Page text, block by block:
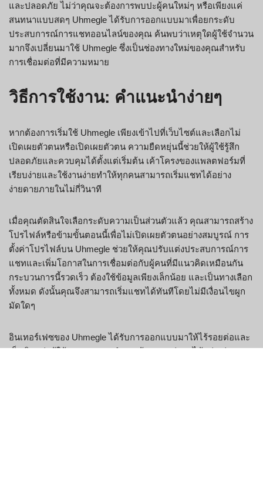
และปลอดภัย ไม่ว่าคุณจะต้องการพบปะผู้คนใหม่ๆ หรือเพียงแค่
สนทนาแบบสดๆ Uhmegle ได้รับการออกแบบมาเพื่อยกระดับ
ประสบการณ์การแชทออนไลน์ของคุณ ค้นพบว่าเหตุใดผู้ใช้จำนวน
มากจึงเปลี่ยนมาใช้ Uhmegle ซึ่งเป็นช่องทางใหม่ของคุณสำหรับ
การเชื่อมต่อที่มีความหมาย
วิธีการใช้งาน: คำแนะนำง่ายๆ
หากต้องการเริ่มใช้ Uhmegle เพียงเข้าไปที่เว็บไซต์และเลือกไม่
เปิดเผยตัวตนหรือเปิดเผยตัวตน ความยืดหยุ่นนี้ช่วยให้ผู้ใช้รู้สึก
ปลอดภัยและควบคุมได้ตั้งแต่เริ่มต้น เค้าโครงของแพลตฟอร์มที่
เรียบง่ายและใช้งานง่ายทำให้ทุกคนสามารถเริ่มแชทได้อย่าง
ง่ายดายภายในไม่กี่วินาที
เมื่อคุณตัดสินใจเลือกระดับความเป็นส่วนตัวแล้ว คุณสามารถสร้าง
โปรไฟล์หรือข้ามขั้นตอนนี้เพื่อไม่เปิดเผยตัวตนอย่างสมบูรณ์ การ
ตั้งค่าโปรไฟล์บน Uhmegle ช่วยให้คุณปรับแต่งประสบการณ์การ
แชทและเพิ่มโอกาสในการเชื่อมต่อกับผู้คนที่มีแนวคิดเหมือนกัน
กระบวนการนี้รวดเร็ว ต้องใช้ข้อมูลเพียงเล็กน้อย และเป็นทางเลือก
ทั้งหมด ดังนั้นคุณจึงสามารถเริ่มแชทได้ทันทีโดยไม่มีเงื่อนไขผูก
มัดใดๆ
อินเทอร์เฟซของ Uhmegle ได้รับการออกแบบมาให้ไร้รอยต่อและ